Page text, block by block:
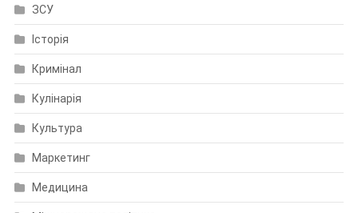
ЗСУ
Історія
Кримінал
Кулінарія
Культура
Маркетинг
Медицина